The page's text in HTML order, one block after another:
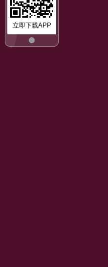
立即下载APP